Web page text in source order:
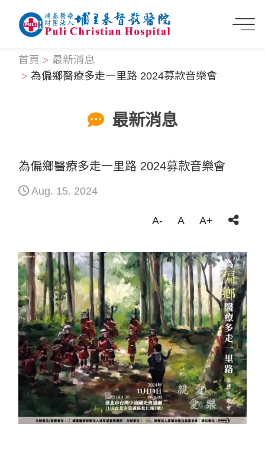
首頁
最新消息
為偏鄉醫療多走一里路 2024募款音樂會
最新消息
為偏鄉醫療多走一里路 2024募款音樂會
Aug. 15. 2024
A- A A+